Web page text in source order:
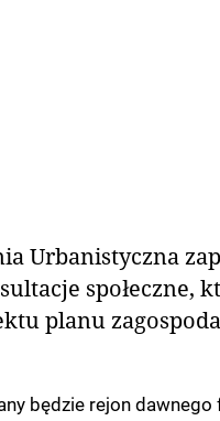
Urbanistyczna
społeczne,
planu
będzie rejon dawnego